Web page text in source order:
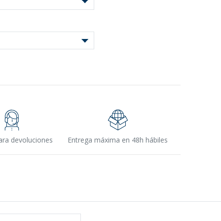
devoluciones Entrega máxima en 48h hábiles